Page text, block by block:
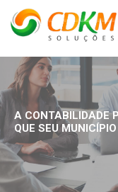
A CONTABILIDADE
QUE SEU